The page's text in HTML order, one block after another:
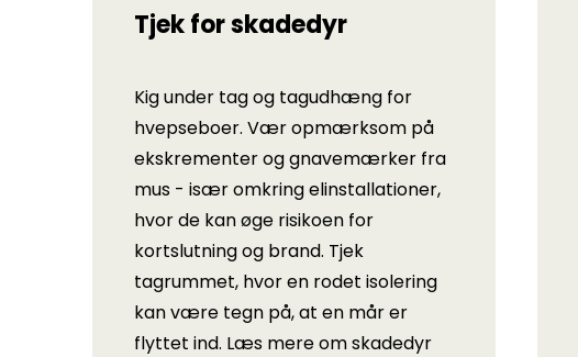
Tjek for skadedyr
Kig under tag og tagudhæng for
hvepseboer. Vær opmærksom på
ekskrementer og gnavemærker fra
mus - især omkring elinstallationer,
hvor de kan øge risikoen for
kortslutning og brand. Tjek
tagrummet, hvor en rodet isolering
kan være tegn på, at en mår er
flyttet ind. Læs mere om skadedyr